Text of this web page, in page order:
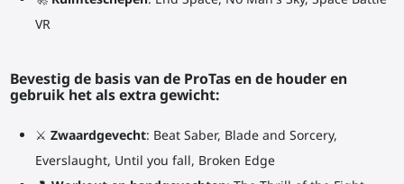
VR
Bevestig de basis van de ProTas en de houder en
gebruik het als extra gewicht:
⚔ Zwaardgevecht: Beat Saber, Blade and Sorcery,
Everslaught, Until you fall, Broken Edge